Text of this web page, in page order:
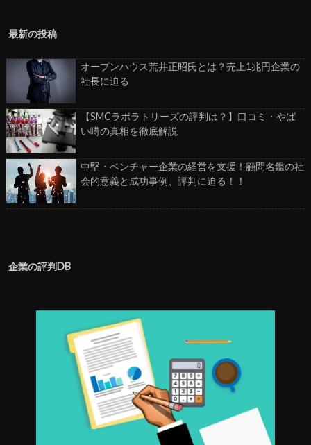
最新の投稿
オープンハウス荒井正昭氏とは？売上1兆円企業の
社長に迫る
【SMCラボラトリーズの評判は？】口コミ・やば
い噂の真相を徹底解説
中堅・ベンチャー企業の経営を支援！顧問名鑑の社
会的意義と成功事例、評判に迫る！！
企業の評判DB